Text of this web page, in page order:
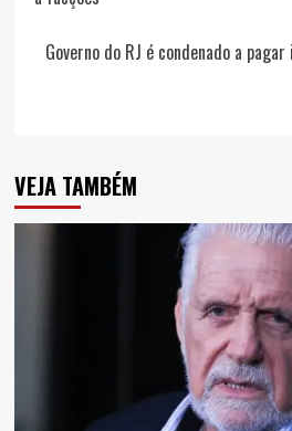
Governo do RJ é condenado a
VEJA TAMBÉM